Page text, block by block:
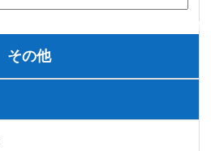
その他